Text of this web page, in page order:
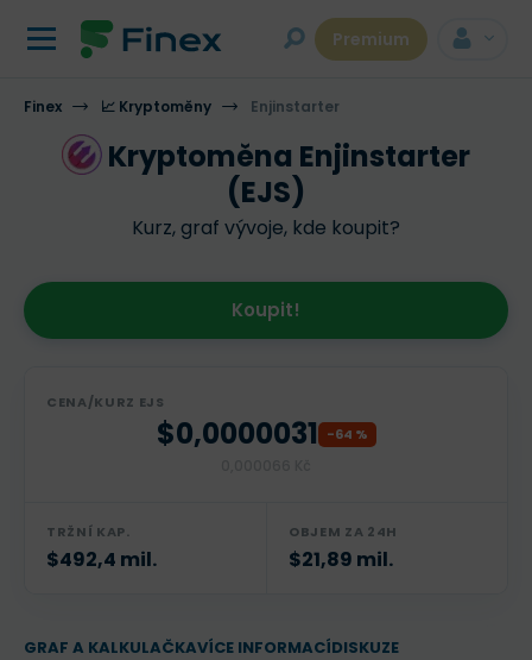
Premium
Finex 📈 Kryptoměny Enjinstarter
Kryptoměna Enjinstarter
(EJS)
Kurz, graf vývoje, kde koupit?
Koupit!
CENA/KURZ EJS
$0,0000031 -64 %
TRŽNÍ KAP.
$492,4 mil.
OBJEM ZA 24H
$21,89 mil.
GRAF A KALKULAČKAVÍCE INFORMACÍDISKUZE